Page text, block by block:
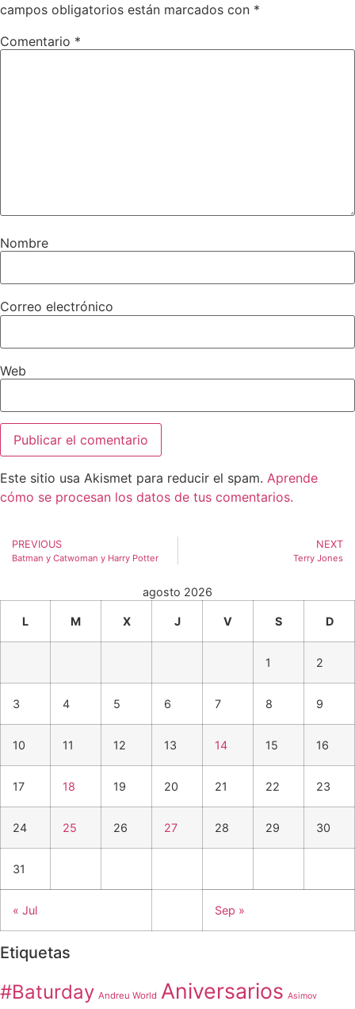
campos obligatorios están marcados con *
Comentario *
Nombre
Correo electrónico
Web
Este sitio usa Akismet para reducir el spam. Aprende
cómo se procesan los datos de tus comentarios.
PREVIOUS
Batman y Catwoman y Harry Potter
NEXT
Terry Jones
agosto 2026
L M X J V S D
1 2
3 4 5 6 7 8 9
10 11 12 13 14 15 16
17 18 19 20 21 22 23
24 25 26 27 28 29 30
31
« Jul Sep »
Etiquetas
#Baturday Andreu World Aniversarios Asimov